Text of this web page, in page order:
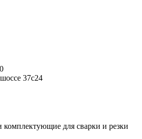
37с24
для сварки и резки